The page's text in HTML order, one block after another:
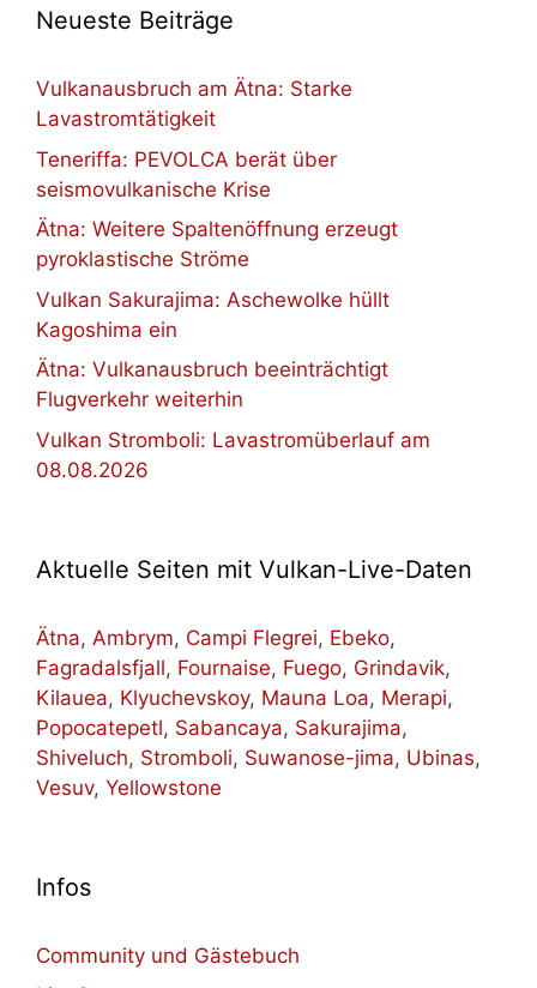
Neueste Beiträge
Vulkanausbruch am Ätna: Starke
Lavastromtätigkeit
Teneriffa: PEVOLCA berät über
seismovulkanische Krise
Ätna: Weitere Spaltenöffnung erzeugt
pyroklastische Ströme
Vulkan Sakurajima: Aschewolke hüllt
Kagoshima ein
Ätna: Vulkanausbruch beeinträchtigt
Flugverkehr weiterhin
Vulkan Stromboli: Lavastromüberlauf am
08.08.2026
Aktuelle Seiten mit Vulkan-Live-Daten
Ätna, Ambrym, Campi Flegrei, Ebeko,
Fagradalsfjall, Fournaise, Fuego, Grindavik,
Kilauea, Klyuchevskoy, Mauna Loa, Merapi,
Popocatepetl, Sabancaya, Sakurajima,
Shiveluch, Stromboli, Suwanose-jima, Ubinas,
Vesuv, Yellowstone
Infos
Community und Gästebuch